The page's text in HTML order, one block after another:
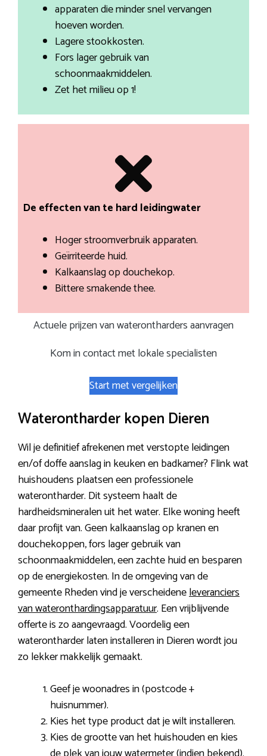
apparaten die minder snel vervangen
hoeven worden.
Lagere stookkosten.
Fors lager gebruik van
schoonmaakmiddelen.
Zet het milieu op 1!
De effecten van te hard leidingwater
Hoger stroomverbruik apparaten.
Geïrriteerde huid.
Kalkaanslag op douchekop.
Bittere smakende thee.
Actuele prijzen van waterontharders aanvragen
Kom in contact met lokale specialisten
Start met vergelijken
Waterontharder kopen Dieren
Wil je definitief afrekenen met verstopte leidingen
en/of doffe aanslag in keuken en badkamer? Flink wat
huishoudens plaatsen een professionele
waterontharder. Dit systeem haalt de
hardheidsmineralen uit het water. Elke woning heeft
daar profijt van. Geen kalkaanslag op kranen en
douchekoppen, fors lager gebruik van
schoonmaakmiddelen, een zachte huid en besparen
op de energiekosten. In de omgeving van de
gemeente Rheden vind je verscheideneleveranciers
van wateronthardingsapparatuur. Een vrijblijvende
offerte is zo aangevraagd. Voordelig een
waterontharder laten installeren in Dieren wordt jou
zo lekker makkelijk gemaakt.
Geef je woonadres in (postcode +
huisnummer).
Kies het type product dat je wilt installeren.
Kies de grootte van het huishouden en kies